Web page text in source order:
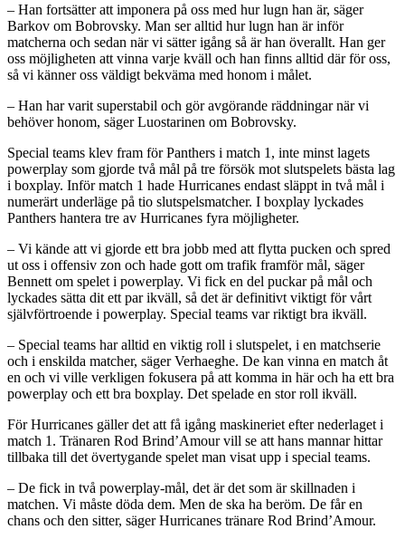
– Han fortsätter att imponera på oss med hur lugn han är, säger
Barkov om Bobrovsky. Man ser alltid hur lugn han är inför
matcherna och sedan när vi sätter igång så är han överallt. Han ger
oss möjligheten att vinna varje kväll och han finns alltid där för oss,
så vi känner oss väldigt bekväma med honom i målet.
– Han har varit superstabil och gör avgörande räddningar när vi
behöver honom, säger Luostarinen om Bobrovsky.
Special teams klev fram för Panthers i match 1, inte minst lagets
powerplay som gjorde två mål på tre försök mot slutspelets bästa lag
i boxplay. Inför match 1 hade Hurricanes endast släppt in två mål i
numerärt underläge på tio slutspelsmatcher. I boxplay lyckades
Panthers hantera tre av Hurricanes fyra möjligheter.
– Vi kände att vi gjorde ett bra jobb med att flytta pucken och spred
ut oss i offensiv zon och hade gott om trafik framför mål, säger
Bennett om spelet i powerplay. Vi fick en del puckar på mål och
lyckades sätta dit ett par ikväll, så det är definitivt viktigt för vårt
självförtroende i powerplay. Special teams var riktigt bra ikväll.
– Special teams har alltid en viktig roll i slutspelet, i en matchserie
och i enskilda matcher, säger Verhaeghe. De kan vinna en match åt
en och vi ville verkligen fokusera på att komma in här och ha ett bra
powerplay och ett bra boxplay. Det spelade en stor roll ikväll.
För Hurricanes gäller det att få igång maskineriet efter nederlaget i
match 1. Tränaren Rod Brind’Amour vill se att hans mannar hittar
tillbaka till det övertygande spelet man visat upp i special teams.
– De fick in två powerplay-mål, det är det som är skillnaden i
matchen. Vi måste döda dem. Men de ska ha beröm. De får en
chans och den sitter, säger Hurricanes tränare Rod Brind’Amour.